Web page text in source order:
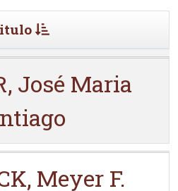
José Maria
Meyer F.